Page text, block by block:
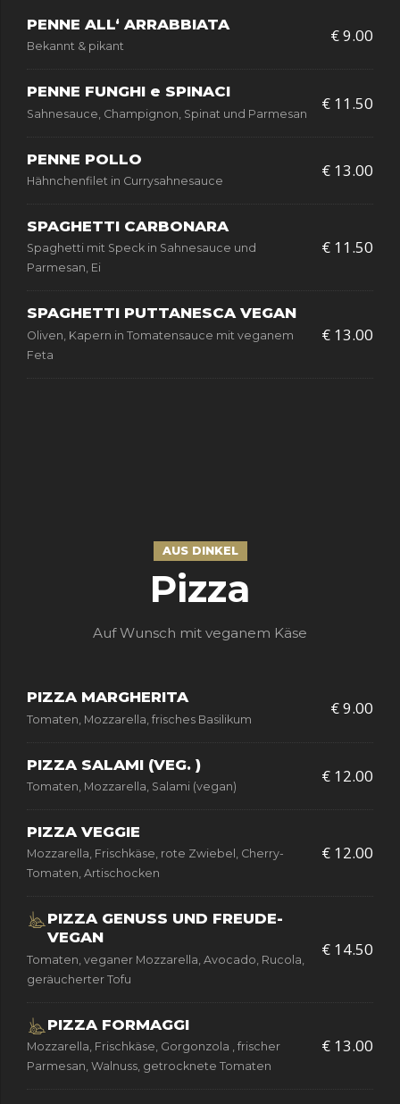
PENNE ALL‘ ARRABBIATA
Bekannt & pikant
€ 9.00
PENNE FUNGHI e SPINACI
Sahnesauce, Champignon, Spinat und Parmesan
€ 11.50
PENNE POLLO
Hähnchenfilet in Currysahnesauce
€ 13.00
SPAGHETTI CARBONARA
Spaghetti mit Speck in Sahnesauce und
Parmesan, Ei
€ 11.50
SPAGHETTI PUTTANESCA VEGAN
Oliven, Kapern in Tomatensauce mit veganem
Feta
€ 13.00
AUS DINKEL
Pizza
Auf Wunsch mit veganem Käse
PIZZA MARGHERITA
Tomaten, Mozzarella, frisches Basilikum
€ 9.00
PIZZA SALAMI (VEG. )
Tomaten, Mozzarella, Salami (vegan)
€ 12.00
PIZZA VEGGIE
Mozzarella, Frischkäse, rote Zwiebel, Cherry-
Tomaten, Artischocken
€ 12.00
PIZZA GENUSS UND FREUDE-
VEGAN
Tomaten, veganer Mozzarella, Avocado, Rucola,
geräucherter Tofu
€ 14.50
PIZZA FORMAGGI
Mozzarella, Frischkäse, Gorgonzola , frischer
Parmesan, Walnuss, getrocknete Tomaten
€ 13.00